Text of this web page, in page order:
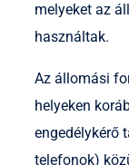
melyeket az
használtak.
Az állomási
helyeken
engedélykérő
telefonok)